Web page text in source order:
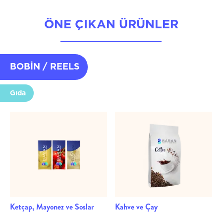
Raf ömründen ödün vermeyen geri dönüşüm çözümleri
Yüksek çözünürlüklü rotogravür ve flexo baskı ile tutarlı
kalite
Her aşamada kalite kontrol süreçleri ile istikrarlı üretim
Her adımda uzman desteği
Deneme bobininden satış sonrasına kadar her aşamada
teknik destek
ÖNE ÇIKAN ÜRÜNLER
BOBİN / REELS
Gıda
Ketçap, Mayonez ve Soslar Kahve ve Çay